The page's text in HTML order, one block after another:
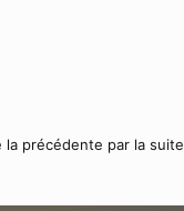
précédente par la suite